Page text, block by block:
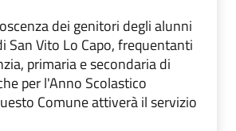
dei genitori degli alunni
San Vito Lo Capo, frequentanti
primaria e secondaria di
per l'Anno Scolastico
Comune attiverà il servizio